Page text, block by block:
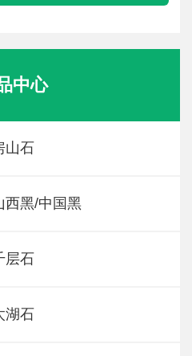
中心
山石
西黑/中国黑
层石
湖石